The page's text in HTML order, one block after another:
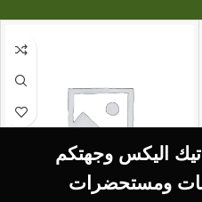
اليكس وجهتكم
ومستحضرات